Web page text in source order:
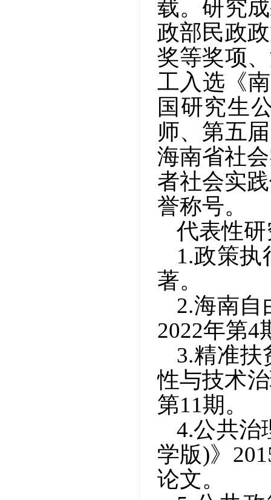
载。研究
政部民政
奖等奖项
工入选《
国研究生
师、第五
海南省社
者社会实
誉称号。
代表性
1.政策
著。
2.海南
2022年第4
3.精准
性与技术
第11期。
4.公共治
学版)》
论文。